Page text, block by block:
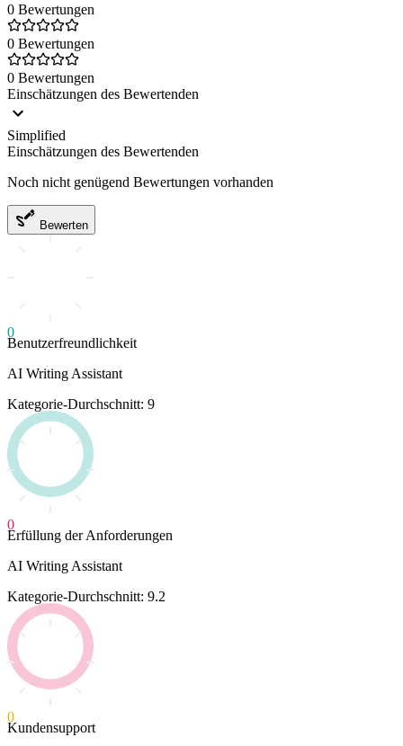
0 Bewertungen
0 Bewertungen
0 Bewertungen
Einschätzungen des Bewertenden
Simplified
Einschätzungen des Bewertenden
Noch nicht genügend Bewertungen vorhanden
Bewerten
0
Benutzerfreundlichkeit
AI Writing Assistant
Kategorie-Durchschnitt: 9
0
Erfüllung der Anforderungen
AI Writing Assistant
Kategorie-Durchschnitt: 9.2
0
Kundensupport